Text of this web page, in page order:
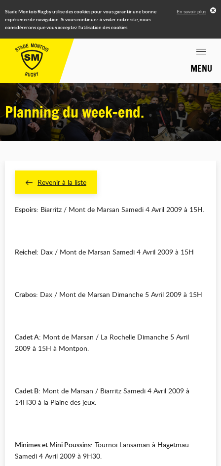
Stade Montois Rugby utilise des cookies pour vous garantir une bonne
expérience de navigation. Si vous continuez à visiter notre site, nous
considérerons que vous acceptez l'utilisation des cookies.
En savoir plus
MENU
Planning du week-end.
Revenir à la liste
Espoirs: Biarritz / Mont de Marsan Samedi 4 Avril 2009 à 15H.
Reichel: Dax / Mont de Marsan Samedi 4 Avril 2009 à 15H
Crabos: Dax / Mont de Marsan Dimanche 5 Avril 2009 à 15H
Cadet A: Mont de Marsan / La Rochelle Dimanche 5 Avril
2009 à 15H à Montpon.
Cadet B: Mont de Marsan / Biarritz Samedi 4 Avril 2009 à
14H30 à la Plaine des jeux.
Minimes et Mini Poussins: Tournoi Lansaman à Hagetmau
Samedi 4 Avril 2009 à 9H30.